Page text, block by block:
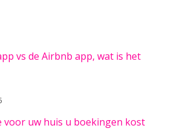
vs de Airbnb app, wat is het
voor uw huis u boekingen kost